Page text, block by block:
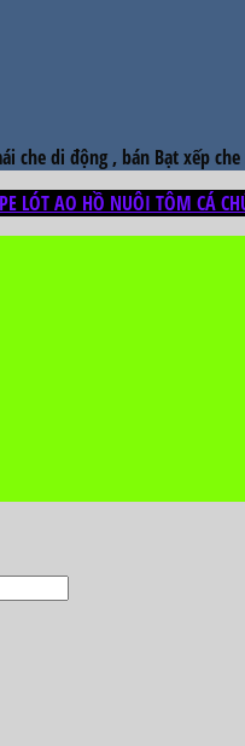
che di động , bán Bạt xếp
LÓT AO HỒ NUÔI TÔM CÁ